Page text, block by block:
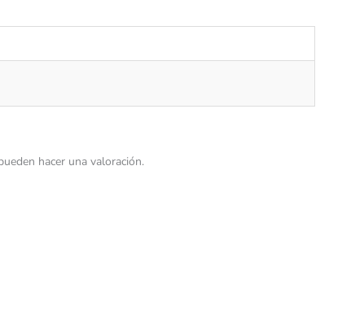
hacer una valoración.